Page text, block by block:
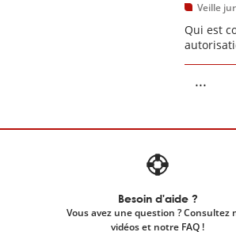
Veille
Qui est
...
Besoin d'aide ?
Vous avez une question ? Consultez
vidéos et notre FAQ !